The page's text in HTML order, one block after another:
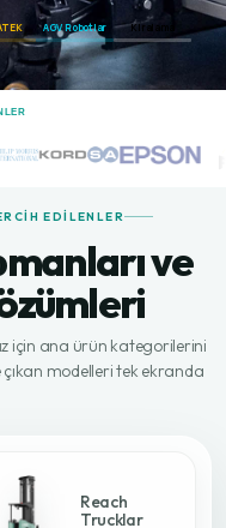
AGV Robotlar Kiralama
EDILENLER
ve
için ana ürün kategorilerini
modelleri tek ekranda
Reach
Trucklar